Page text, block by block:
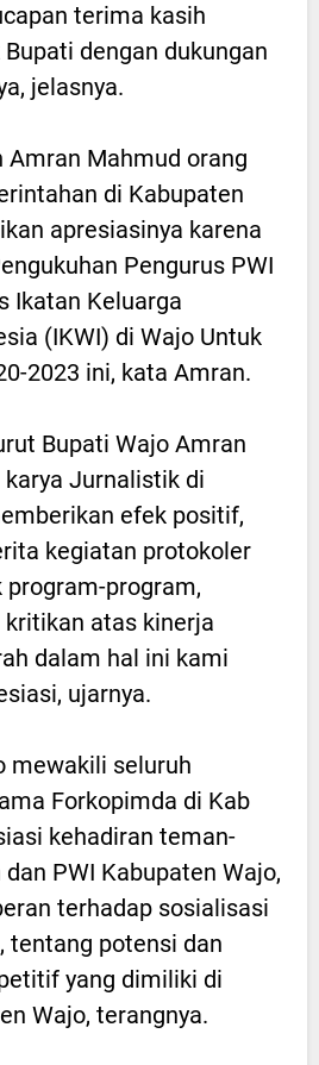
terima kasih
dengan dukungan
jelasnya.
Amran Mahmud orang
di Kabupaten
apresiasinya karena
Pengurus PWI
Ikatan Keluarga
(IKWI) di Wajo Untuk
2023 ini, kata Amran.
Bupati Wajo Amran
Jurnalistik di
efek positif,
kegiatan protokoler
program,
atas kinerja
dalam hal ini kami
ujarnya.
mewakili seluruh
Forkopimda di Kab
kehadiran teman-
PWI Kabupaten Wajo,
terhadap sosialisasi
tentang potensi dan
yang dimiliki di
Wajo, terangnya.